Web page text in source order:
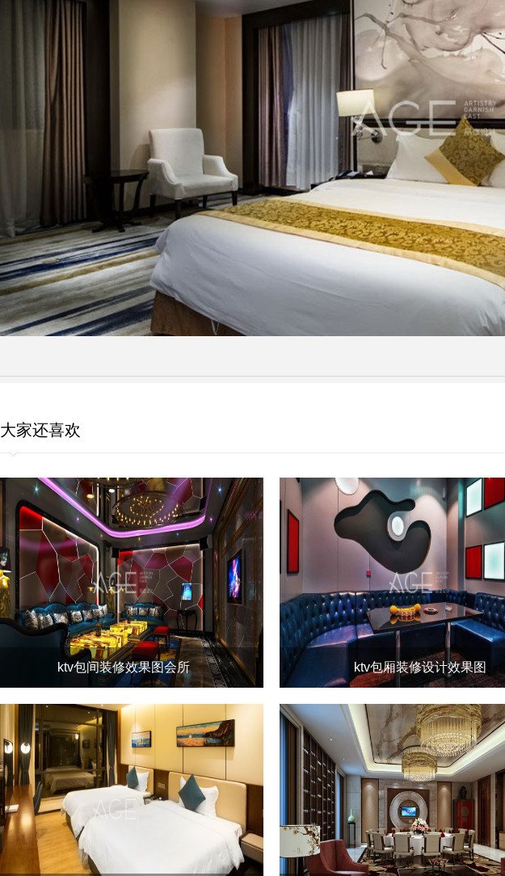
大家还喜欢
ktv包间装修效果图会所 ktv包厢装修设计效果图